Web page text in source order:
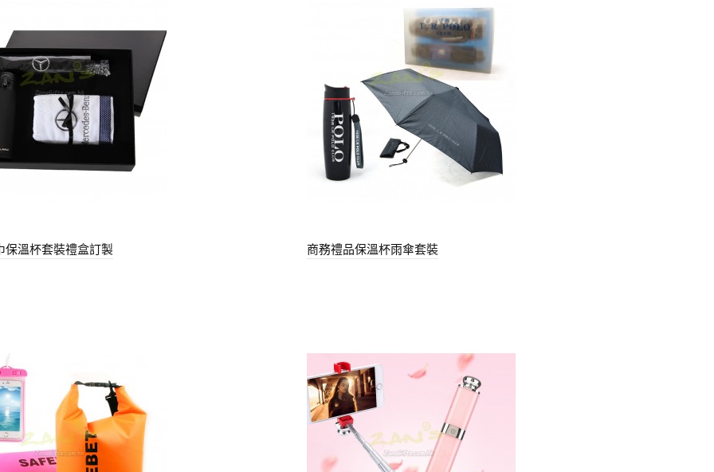
保溫杯套裝禮盒訂製 商務禮品保溫杯雨傘套裝